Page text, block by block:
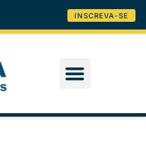
INSCREVA-SE